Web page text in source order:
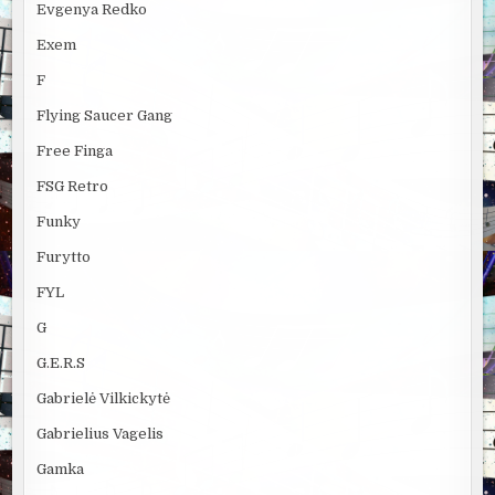
Evgenya Redko
Exem
F
Flying Saucer Gang
Free Finga
FSG Retro
Funky
Furytto
FYL
G
G.E.R.S
Gabrielė Vilkickytė
Gabrielius Vagelis
Gamka